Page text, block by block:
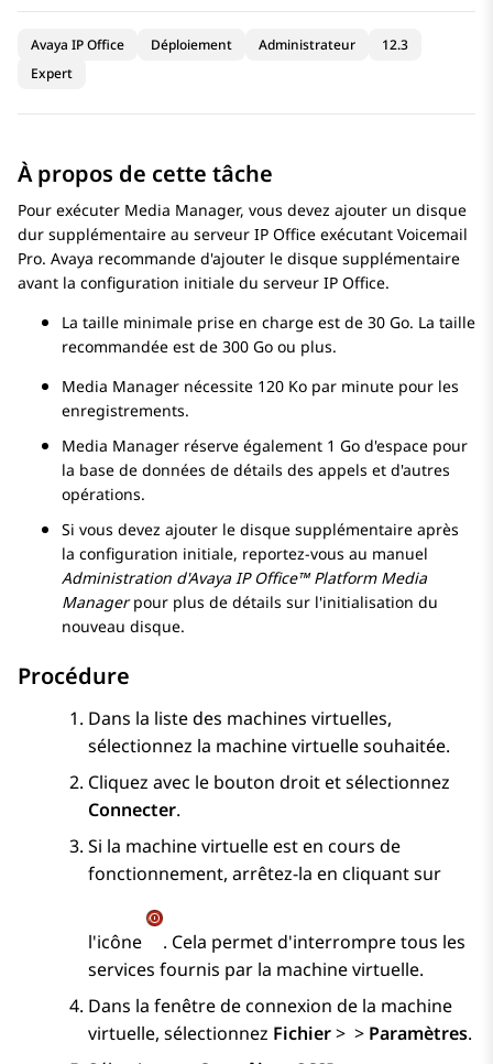
Avaya IP Office Déploiement Administrateur
12.3
Expert
À propos de cette tâche
Pour exécuter Media Manager, vous devez ajouter un disque
dur supplémentaire au serveur IP Office exécutant Voicemail
Pro. Avaya recommande d'ajouter le disque supplémentaire
avant la configuration initiale du serveur IP Office.
La taille minimale prise en charge est de 30 Go. La taille
recommandée est de 300 Go ou plus.
Media Manager nécessite 120 Ko par minute pour les
enregistrements.
Media Manager réserve également 1 Go d'espace pour
la base de données de détails des appels et d'autres
opérations.
Si vous devez ajouter le disque supplémentaire après
la configuration initiale, reportez-vous au manuel
Administration d'Avaya IP Office™ Platform Media
Managerpour plus de détails sur l'initialisation du
nouveau disque.
Procédure
Dans la liste des machines virtuelles,
sélectionnez la machine virtuelle souhaitée.
Cliquez avec le bouton droit et sélectionnez
Connecter.
Si la machine virtuelle est en cours de
fonctionnement, arrêtez-la en cliquant sur
l'icône
. Cela permet d'interrompre tous les
services fournis par la machine virtuelle.
Dans la fenêtre de connexion de la machine
virtuelle, sélectionnez Fichier> > Paramètres.